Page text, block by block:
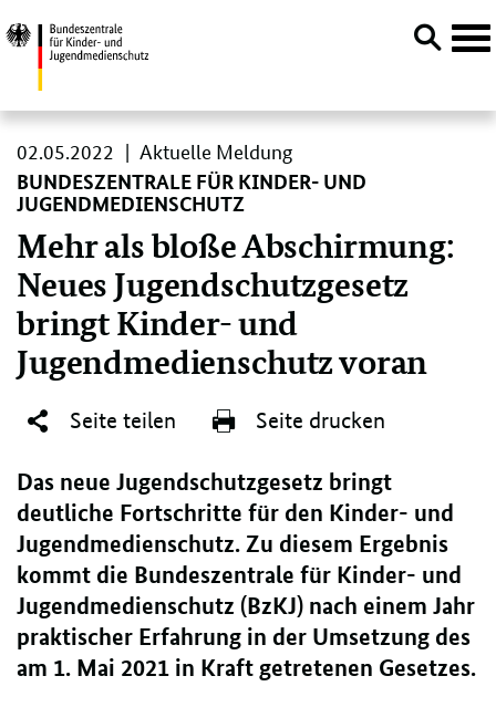
Direktlink:
BUNDESZENTRALE FÜR KINDER- UND
JUGENDMEDIENSCHUTZ
Mehr als bloße Abschirmung:
Neues Jugendschutzgesetz
bringt Kinder- und
Jugendmedienschutz voran
02.05.2022 02.
05.
2022
Aktuelle Meldung
Seite teilen Seite drucken
Das neue Jugendschutzgesetz bringt
deutliche Fortschritte für den Kinder- und
Jugendmedienschutz. Zu diesem Ergebnis
kommt die Bundeszentrale für Kinder- und
Jugendmedienschutz (BzKJ) nach einem Jahr
praktischer Erfahrung in der Umsetzung des
am 1. Mai 2021 in Kraft getretenen Gesetzes.